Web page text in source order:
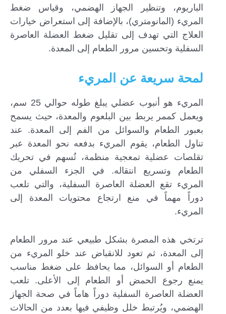
الباريوم، وتنظير الجهاز الهضمي، وقياس ضغط
المريء (المانومتري)، بالإضافة إلى استعراض خيارات
العلاج التي تهدف إلى تقليل ضغط العضلة العاصرة
السفلية وتحسين مرور الطعام إلى المعدة.
لمحة سريعة عن المريء
المريء هو أنبوب عضلي يبلغ طوله حوالي 25 سم،
ويعمل كممر يربط بين البلعوم والمعدة، حيث يسمح
بعبور الطعام والسوائل من الفم إلى المعدة. عند
تناول الطعام، يقوم المريء بدفعه نحو المعدة عبر
تقلصات عضلية تمعجية منظمة، تُسهم في تحريك
الطعام وتسريع انتقاله. في الجزء السفلي من
المريء تقع العضلة العاصرة السفلية، والتي تلعب
دوراً مهماً في منع ارتجاع محتويات المعدة إلى
المريء.
ترتخي هذه المصرة بشكل طبيعي عند مرور الطعام
إلى المعدة، ثم تعود للانقباض عند خلو المريء من
الطعام أو السوائل، مما يحافظ على ضغط مناسب
يمنع رجوع الحمض أو الطعام إلى الأعلى. تلعب
العضلة العاصرة السفلية دوراً هاماً في صحة الجهاز
الهضمي، ويُرتبط خلل وظيفي فيها بعدد من الحالات